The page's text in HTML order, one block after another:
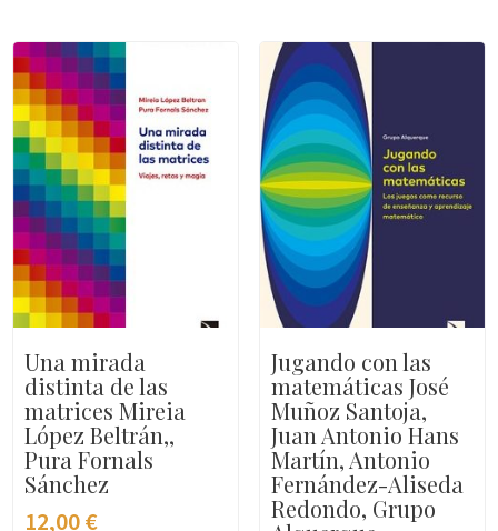
Una mirada
distinta de las
matrices Mireia
López Beltrán,,
Pura Fornals
Sánchez
12,00€
Jugando con las
matemáticas José
Muñoz Santoja,
Juan Antonio Hans
Martín, Antonio
Fernández-Aliseda
Redondo, Grupo